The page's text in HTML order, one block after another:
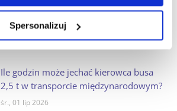
Spersonalizuj
używać karty kierowcy? Sprawdź się w
quizie
śr., 15 lip 2026
Ile godzin może jechać kierowca busa
2,5 t w transporcie międzynarodowym?
śr., 01 lip 2026